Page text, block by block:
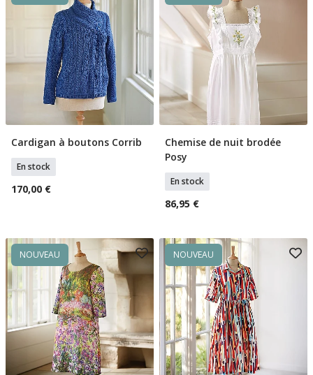
Sélectionner Tailles
Cardigan à boutons Corrib
En stock
170,00 €
Ajouter Au Panier
Chemise de nuit brodée
Posy
En stock
86,95 €
NOUVEAU NOUVEAU